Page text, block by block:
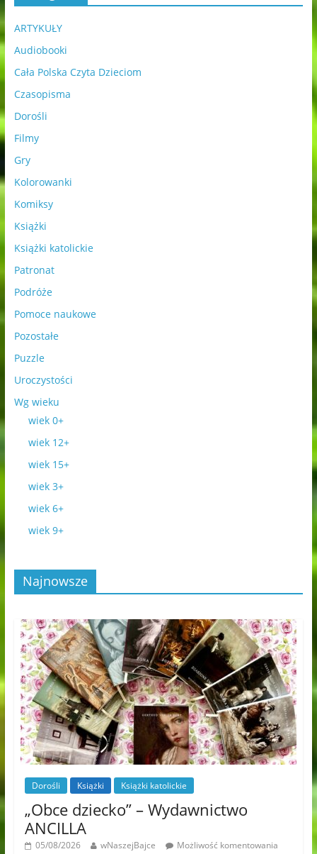
ARTYKUŁY
Audiobooki
Cała Polska Czyta Dzieciom
Czasopisma
Dorośli
Filmy
Gry
Kolorowanki
Komiksy
Książki
Książki katolickie
Patronat
Podróże
Pomoce naukowe
Pozostałe
Puzzle
Uroczystości
Wg wieku
wiek 0+
wiek 12+
wiek 15+
wiek 3+
wiek 6+
wiek 9+
Najnowsze
Dorośli Książki Książki katolickie
„Obce dziecko” – Wydawnictwo
ANCILLA
05/08/2026 wNaszejBajce
Możliwość komentowania